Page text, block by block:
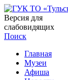
Версия для
слабовидящих
Поиск
Главная
Музеи
Афиша